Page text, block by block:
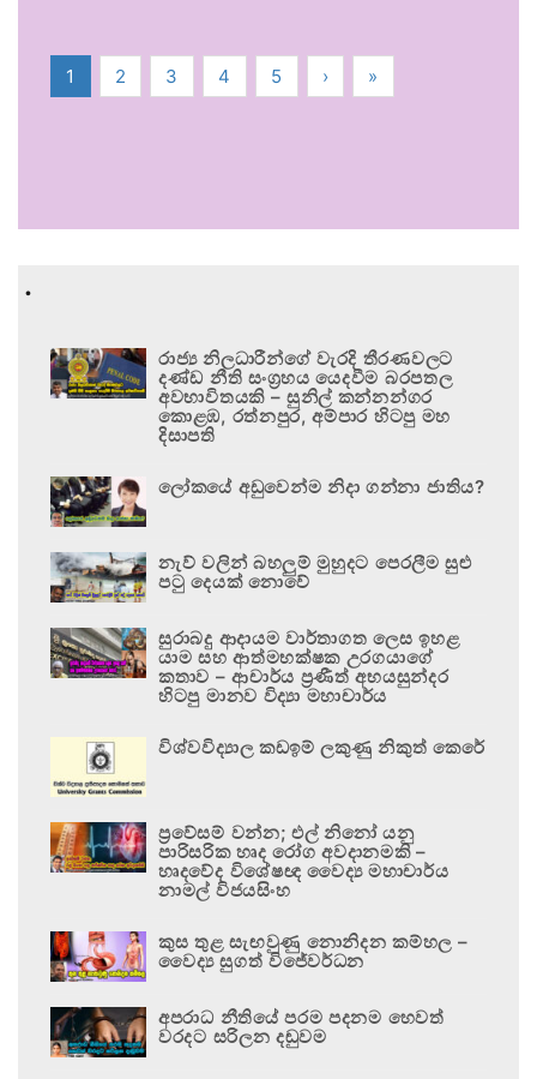
1 2 3 4 5 › »
.
රාජ්‍ය නිලධාරීන්ගේ වැරදි තීරණවලට
දණ්ඩ නීති සංග්‍රහය යෙදවීම බරපතල
අවභාවිතයකි – සුනිල් කන්නන්ගර
කොළඹ, රත්නපුර, අම්පාර හිටපු මහ
දිසාපති
ලෝකයේ අඩුවෙන්ම නිදා ගන්නා ජාතිය?
නැව් වලින් බහලුම් මුහුදට පෙරලීම සුළු
පටු දෙයක් නොවේ
සුරාබදු ආදායම වාර්තාගත ලෙස ඉහළ
යාම සහ ආත්මභක්ෂක උරගයාගේ
කතාව – ආචාර්ය ප්‍රණීත් අභයසුන්දර
හිටපු මානව විද්‍යා මහාචාර්ය
විශ්වවිද්‍යාල කඩඉම් ලකුණු නිකුත් කෙරේ
ප්‍රවේසම් වන්න; එල් නිනෝ යනු
පාරිසරික හෘද රෝග අවදානමකි –
හෘදවේද විශේෂඥ වෛද්‍ය මහාචාර්ය
නාමල් විජයසිංහ
කුස තුළ සැඟවුණු නොනිදන කම්හල –
වෛද්‍ය සුගත් විජේවර්ධන
අපරාධ නීතියේ පරම පදනම හෙවත්
වරදට සරිලන දඬුවම